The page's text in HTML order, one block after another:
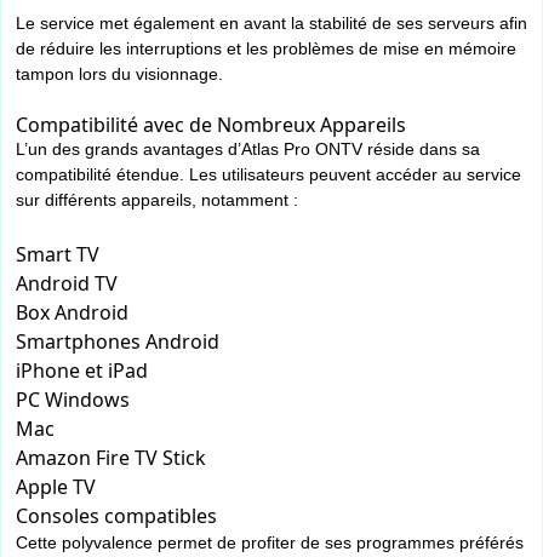
Le service met également en avant la stabilité de ses serveurs afin
de réduire les interruptions et les problèmes de mise en mémoire
tampon lors du visionnage.
Compatibilité avec de Nombreux Appareils
L’un des grands avantages d’Atlas Pro ONTV réside dans sa
compatibilité étendue. Les utilisateurs peuvent accéder au service
sur différents appareils, notamment :
Smart TV
Android TV
Box Android
Smartphones Android
iPhone et iPad
PC Windows
Mac
Amazon Fire TV Stick
Apple TV
Consoles compatibles
Cette polyvalence permet de profiter de ses programmes préférés